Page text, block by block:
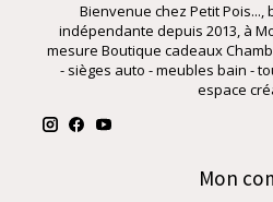
Bienvenue chez Petit
indépendante depuis 2013, à
mesure Boutique cadeaux
- sièges auto - meubles bain -
espace
Mon